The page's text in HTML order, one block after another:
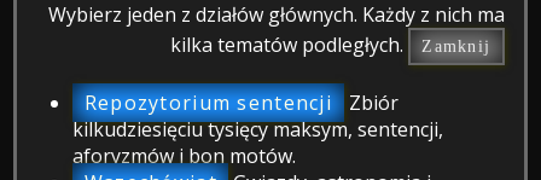
Wybierz jeden z działów głównych. Każdy z nich ma
kilka tematów podległych.
Zamknij
Repozytorium sentencji
Zbiór
kilkudziesięciu tysięcy maksym, sentencji,
aforyzmów i bon motów.